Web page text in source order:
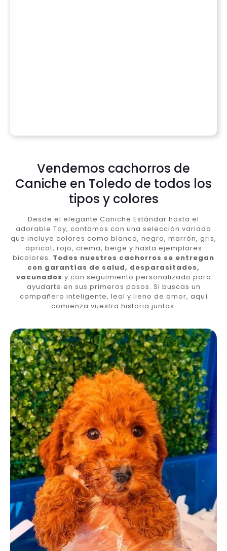
Vendemos cachorros de
Caniche en Toledo de todos los
tipos y colores
Desde el elegante Caniche Estándar hasta el
adorable Toy, contamos con una selección variada
que incluye colores como blanco, negro, marrón, gris,
apricot, rojo, crema, beige y hasta ejemplares
bicolores. Todos nuestros cachorros se entregan
con garantías de salud, desparasitados,
vacunados y con seguimiento personalizado para
ayudarte en sus primeros pasos. Si buscas un
compañero inteligente, leal y lleno de amor, aquí
comienza vuestra historia juntos.